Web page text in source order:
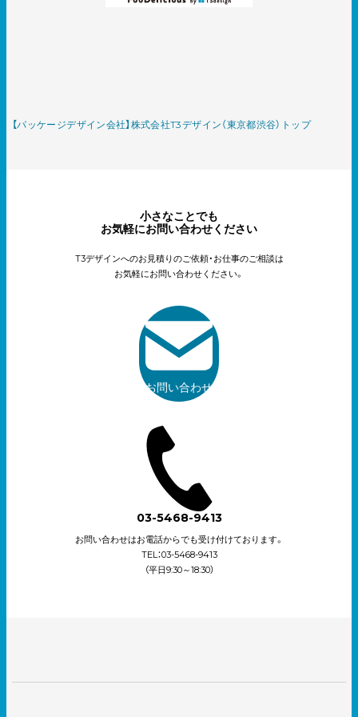
【パッケージデザイン会社】株式会社T3デザイン（東京都渋谷）トップ
小さなことでも
お気軽にお問い合わせください
T3デザインへのお見積りのご依頼・お仕事のご相談は
お気軽にお問い合わせください。
お問い合わせ
03-5468-9413
お問い合わせはお電話からでも受け付けております。
TEL：03-5468-9413
（平日9:30～18:30）